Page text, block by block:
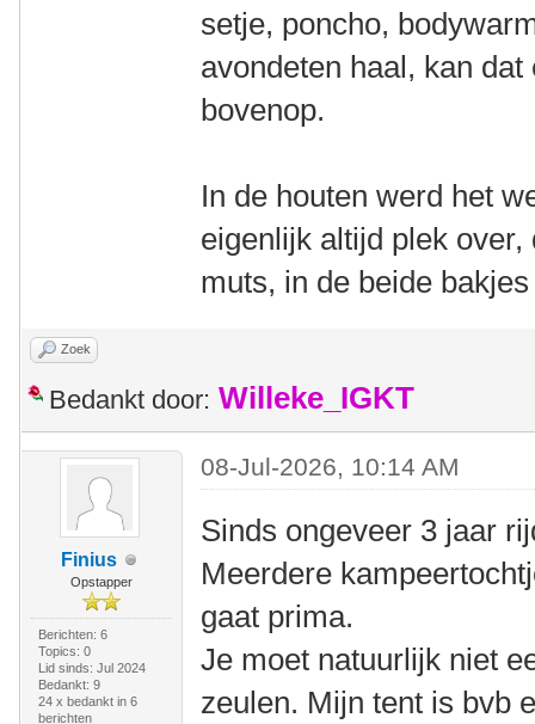
setje, poncho,
avondeten haal, kan
bovenop.
In de houten werd het
eigenlijk altijd plek
muts, in de beide
Zoek
Bedankt door: Willeke_IGKT
Finius
Opstapper
Berichten: 6
Topics: 0
Lid sinds: Jul 2024
Bedankt: 9
24 x bedankt in 6
berichten
08-Jul-2026, 10:14 AM
Sinds ongeveer 3 jaar
Meerdere
gaat prima.
Je moet natuurlijk niet
zeulen. Mijn tent is bvb